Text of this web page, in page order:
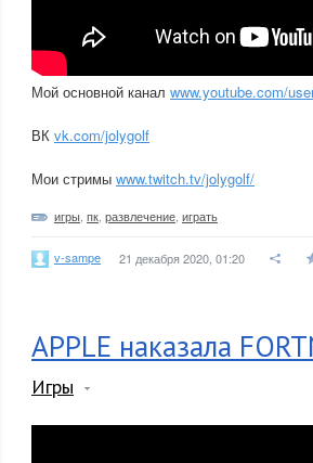
Мой основной канал www.youtube.com/
ВК vk.com/jolygolf
Мои стримы www.twitch.tv/jolygolf/
игры пк развлечение играть
v-sampe 21 декабря 2020, 01:20
APPLE наказала
Игры